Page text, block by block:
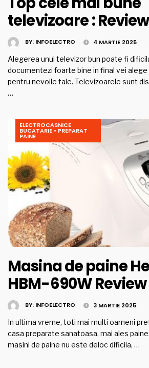
televizoare :
BY: INFOELECTRO 4 MARTIE 2025
Alegerea unui televizor bun poate fi
documentezi foarte bine in final vei
pentru nevoile tale. Televizoarele sunt
…
ELECTROCASNICE
BUCATARIE • PREPARAT
PAINE
Masina de paine
HBM-690W Review
BY: INFOELECTRO 3 MARTIE 2025
In ultima vreme, toti mai multi oameni
casa preparate sanatoasa, mai ales
masini de paine nu este deloc dificila, …